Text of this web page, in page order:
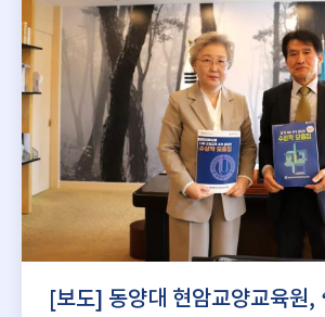
[보도] 동양대 현암교양교육원,